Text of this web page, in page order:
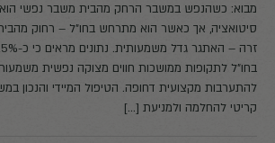
מאמרים
פודקאסטים
מבוא: כשהנפש במשבר הרחק מהבית משבר נפשי
סיטואציה, אך כאשר הוא מתרחש בחו"ל – רחוק
להתערבות מקצועית דחופה. הטיפול המיידי והנכון
קריטי להחלמה ולמניעת […]